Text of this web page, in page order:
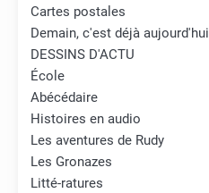
Cartes postales
Demain, c'est déjà aujourd'hui
DESSINS D'ACTU
École
Abécédaire
Histoires en audio
Les aventures de Rudy
Les Gronazes
Litté-ratures